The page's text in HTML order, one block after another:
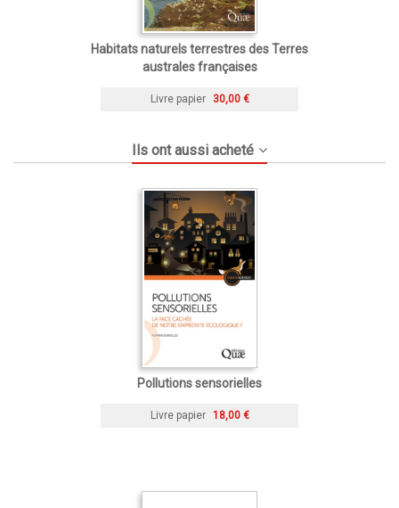
Habitats naturels terrestres des Terres
australes françaises
Livre papier 30,00 €
Ils ont aussi acheté
Pollutions sensorielles
Livre papier 18,00 €